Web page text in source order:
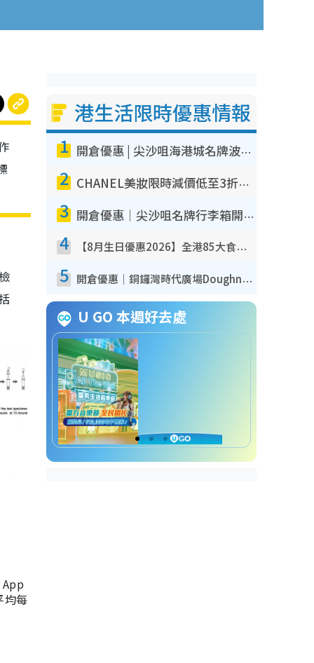
均每
港生活限時優惠情報
1 開倉優惠 | 尖沙咀海港城名牌波鞋開倉低至1折！On鞋$899起／Joy&Peace鞋履$98起
2 CHANEL美妝限時減價低至3折！人氣粉底/唇膏/精華液低至$275！COCO香水都有平
3 開倉優惠｜尖沙咀名牌行李箱開倉低至4折！一連5日 American Tourister/ace./Hallmark $200起！
4 【8月生日優惠2026】全港85大食買玩著數攻略 自助餐/火鍋放題同行免費＋誠品/DONKI送現金券
5 開倉優惠｜銅鑼灣時代廣場Doughnut/Campo Marzio開倉低至1折！背囊、書包、手袋劈價$200起
U GO 本週好去處